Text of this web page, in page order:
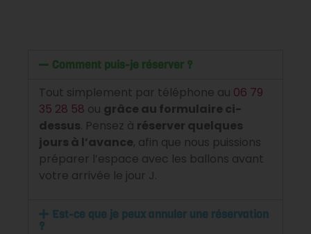
Comment puis-je réserver ?
Tout simplement par téléphone au 06 79
35 28 58 ou grâce au formulaire ci-
dessus. Pensez à réserver quelques
jours à l’avance, afin que nous puissions
préparer l’espace avec les ballons avant
votre arrivée le jour J.
Est-ce que je peux annuler une réservation
?